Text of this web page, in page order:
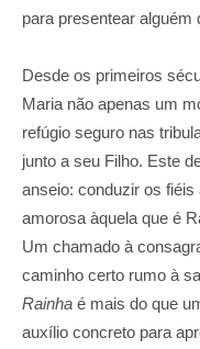
para presentear alguém
Desde os primeiros
Maria não apenas um
refúgio seguro nas
junto a seu Filho. Este
anseio: conduzir os
amorosa àquela que é
Um chamado à
caminho certo rumo à
Rainha é mais do que
auxílio concreto para